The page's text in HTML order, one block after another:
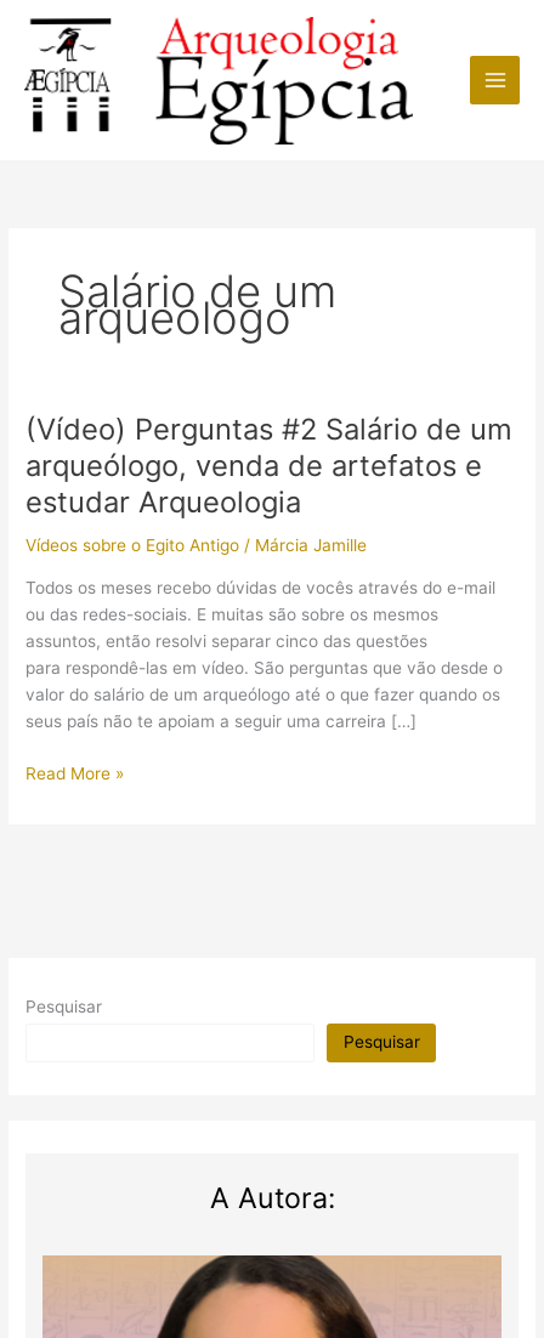
conteúdo
Salário de um
arqueólogo
(Vídeo) Perguntas #2 Salário de um
arqueólogo, venda de artefatos e
estudar Arqueologia
Vídeos sobre o Egito Antigo / Márcia Jamille
Todos os meses recebo dúvidas de vocês através do e-mail
ou das redes-sociais. E muitas são sobre os mesmos
assuntos, então resolvi separar cinco das questões
para respondê-las em vídeo. São perguntas que vão desde o
valor do salário de um arqueólogo até o que fazer quando os
seus país não te apoiam a seguir uma carreira […]
(Vídeo)
artefatos
Read More »
Pesquisar
Pesquisar
A Autora: